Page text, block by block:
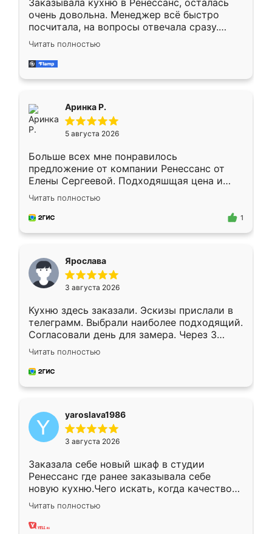
Заказывала кухню в Ренессанс, осталась
очень довольна. Менеджер всё быстро
посчитала, на вопросы отвечала сразу.
Замерщик приехал в субботу, подошёл к
делу со всей ответственностью. Собрали
за день, ребята работали аккуратно, даже
Читать полностью
Аринка Р.
5 августа 2026
Больше всех мне понравилось
предложение от компании Ренессанс от
Елены Сергеевой. Подходяшщая цена и
короткие сроки изготовления. Приехавший
для замера сотрудник Владислав
предложил по моему эскизу самый
Читать полностью
1
Ярослава
3 августа 2026
Кухню здесь заказали. Эскизы прислали в
телеграмм. Выбрали наиболее подходящий.
Согласовали день для замера. Через 3
недели кухня была уже готова. Остались
довольны работой. Спасибо Ренессанс
мебель за качественную работу!
Читать полностью
yaroslava1986
3 августа 2026
Заказала себе новый шкаф в студии
Ренессанс где ранее заказывала себе
новую кухню.Чего искать, когда качеством
вполне довольна. Служит кухня уже почти
два года, нареканий нет.
Читать полностью